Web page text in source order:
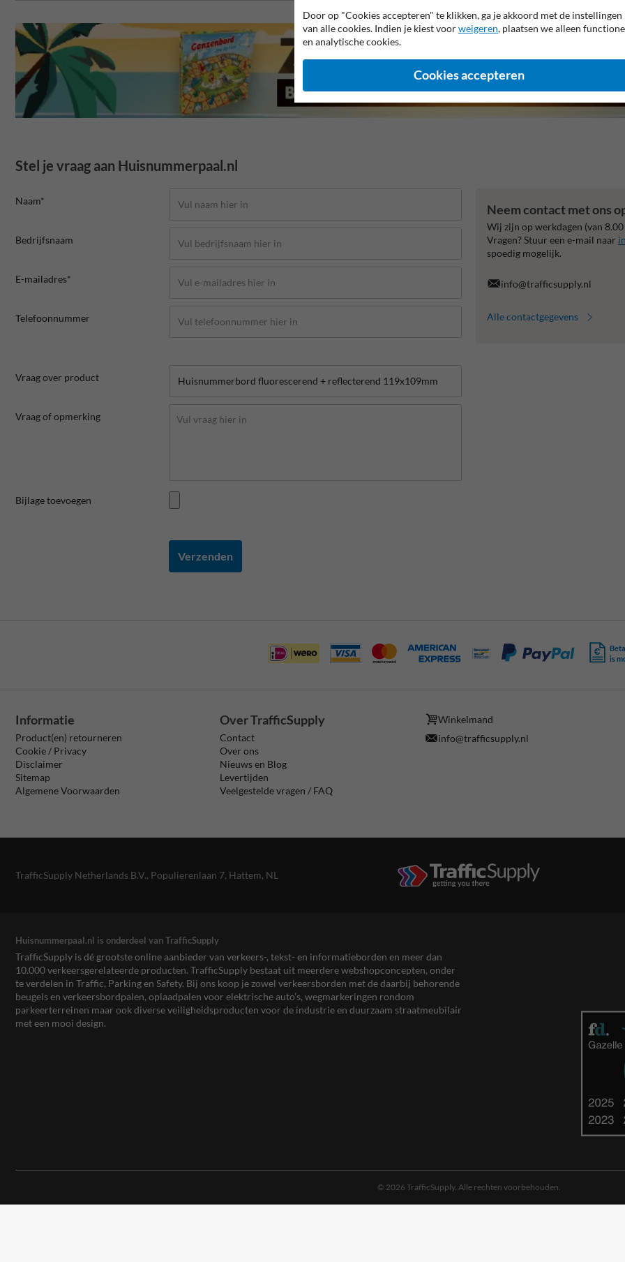
Stel je vraag aan Huisnummerpaal.nl
Naam*
Bedrijfsnaam
E-mailadres*
Telefoonnummer
Vraag over product
Vraag of opmerking
Bijlage toevoegen
Verzenden
Neem contact met ons
Wij zijn op werkdagen (van
Vragen? Stuur een e-mail naar
spoedig mogelijk.
info@trafficsupply.nl
Alle contactgegevens
is
Informatie
Product(en) retourneren
Cookie / Privacy
Disclaimer
Sitemap
Algemene Voorwaarden
Over TrafficSupply
Contact
Over ons
Nieuws en Blog
Levertijden
Veelgestelde vragen / FAQ
Winkelmand
info@trafficsupply.nl
TrafficSupply Netherlands B.V., Populierenlaan 7, Hattem, NL
Huisnummerpaal.nl is onderdeel van TrafficSupply
TrafficSupply is dé grootste online aanbieder van verkeers-, tekst- en informatieborden en meer dan
10.000 verkeersgerelateerde producten. TrafficSupply bestaat uit meerdere webshopconcepten, onder
te verdelen in Traffic, Parking en Safety. Bij ons koop je zowel verkeersborden met de daarbij behorende
beugels en verkeersbordpalen, oplaadpalen voor elektrische auto’s, wegmarkeringen rondom
parkeerterreinen maar ook diverse veiligheidsproducten voor de industrie en duurzaam straatmeubilair
met een mooi design.
© 2026 TrafficSupply. Alle rechten voorbehouden.
Door op "Cookies accepteren" te klikken, ga je akkoord met de instellingen
van alle cookies. Indien je kiest voorweigeren, plaatsen we alleen
en analytische cookies.
Cookies accepteren